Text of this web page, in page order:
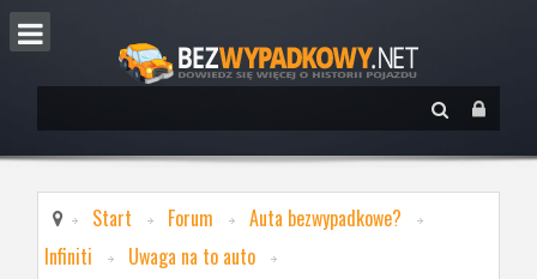
Start Forum
Auta bezwypadkowe?
Infiniti
Uwaga na to auto